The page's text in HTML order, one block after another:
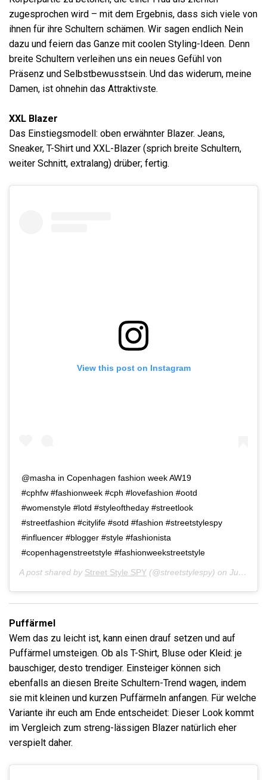
zugesprochen wird – mit dem Ergebnis, dass sich viele von
ihnen für ihre Schultern schämen. Wir sagen endlich Nein
dazu und feiern das Ganze mit coolen Styling-Ideen. Denn
breite Schultern verleihen uns ein neues Gefühl von
Präsenz und Selbstbewusstsein. Und das widerum, meine
Damen, ist ohnehin das Attraktivste.
XXL Blazer
Das Einstiegsmodell: oben erwähnter Blazer. Jeans,
Sneaker, T-Shirt und XXL-Blazer (sprich breite Schultern,
weiter Schnitt, extralang) drüber; fertig.
View this post on Instagram
@masha in Copenhagen fashion week AW19⠀⠀ ⠀⠀
#cphfw #fashionweek #cph #lovefashion #ootd
#womenstyle #lotd #styleoftheday #streetlook
#streetfashion #citylife #sotd #fashion #streetstylespy
#influencer #blogger #style #fashionista
#copenhagenstreetstyle #fashionweekstreetstyle
A post shared by Street Style SPY (@streetstylespy) on Jul 12, 2019 at 3:06am PDT
Puffärmel
Wem das zu leicht ist, kann einen drauf setzen und auf
Puffärmel umsteigen. Ob als T-Shirt, Bluse oder Kleid: je
bauschiger, desto trendiger. Einsteiger können sich
ebenfalls an diesen Breite Schultern-Trend wagen, indem
sie mit kleinen und kurzen Puffärmeln anfangen. Für welche
Variante ihr euch am Ende entscheidet: Dieser Look kommt
im Vergleich zum streng-lässigen Blazer natürlich eher
verspielt daher.